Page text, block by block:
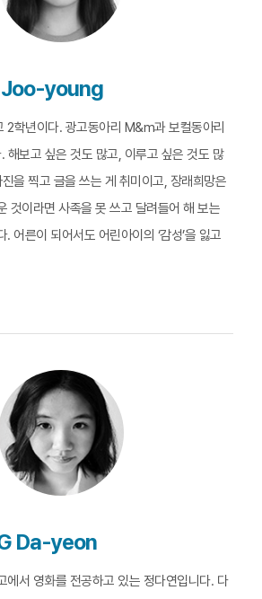
Joo-young
2학년이다. 광고동아리 M&m과 보컬동아리
해보고 싶은 것도 많고, 이루고 싶은 것도 많
을 찍고 글을 쓰는 게 취미이고, 장래희망은
것이라면 사족을 못 쓰고 달려들어 해 보는
어른이 되어서도 어린아이의 ‘감성’을 잃고
Da-yeon
에서 영화를 전공하고 있는 정다연입니다. 다